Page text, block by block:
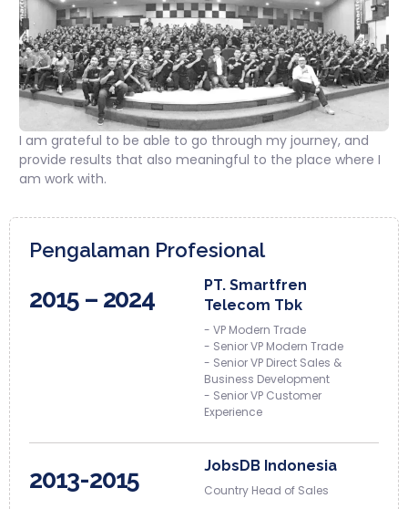
I am grateful to be able to go through my journey, and
provide results that also meaningful to the place where I
am work with.
Pengalaman Profesional
2015 – 2024
PT. Smartfren
Telecom Tbk
- VP Modern Trade
- Senior VP Modern Trade
- Senior VP Direct Sales &
Business Development
- Senior VP Customer
Experience
2013-2015 JobsDB Indonesia
Country Head of Sales